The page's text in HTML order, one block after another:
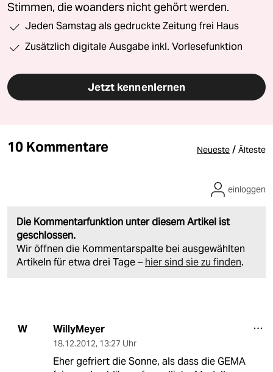
Stimmen, die woanders nicht gehört werden.
Jeden Samstag als gedruckte Zeitung frei Haus
Zusätzlich digitale Ausgabe inkl. Vorlesefunktion
Jetzt kennenlernen
10 Kommentare Neueste / Älteste
Die Kommentarfunktion unter diesem Artikel ist
geschlossen.
Wir öffnen die Kommentarspalte bei ausgewählten
Artikeln für etwa drei Tage – hier sind sie zu finden.
einloggen
W WillyMeyer
18.12.2012, 13:27 Uhr
Eher gefriert die Sonne, als dass die GEMA